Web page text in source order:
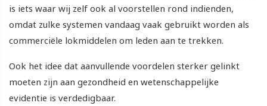
is iets waar wij zelf ook al voorstellen rond indienden,
omdat zulke systemen vandaag vaak gebruikt worden als
commerciële lokmiddelen om leden aan te trekken.
Ook het idee dat aanvullende voordelen sterker gelinkt
moeten zijn aan gezondheid en wetenschappelijke
evidentie is verdedigbaar.